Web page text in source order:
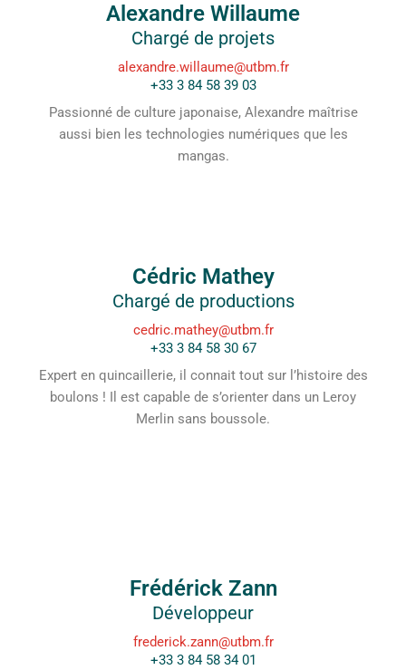
Alexandre Willaume
Chargé de projets
alexandre.willaume@utbm.fr
+33 3 84 58 39 03
Passionné de culture japonaise, Alexandre maîtrise
aussi bien les technologies numériques que les
mangas.
Cédric Mathey
Chargé de productions
cedric.mathey@utbm.fr
+33 3 84 58 30 67
Expert en quincaillerie, il connait tout sur l’histoire des
boulons ! Il est capable de s’orienter dans un Leroy
Merlin sans boussole.
Frédérick Zann
Développeur
frederick.zann@utbm.fr
+33 3 84 58 34 01